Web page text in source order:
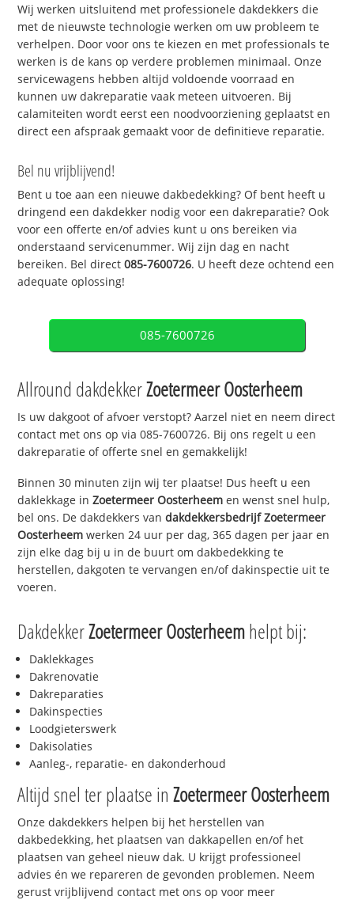
Wij werken uitsluitend met professionele dakdekkers die
met de nieuwste technologie werken om uw probleem te
verhelpen. Door voor ons te kiezen en met professionals te
werken is de kans op verdere problemen minimaal. Onze
servicewagens hebben altijd voldoende voorraad en
kunnen uw dakreparatie vaak meteen uitvoeren. Bij
calamiteiten wordt eerst een noodvoorziening geplaatst en
direct een afspraak gemaakt voor de definitieve reparatie.
Bel nu vrijblijvend!
Bent u toe aan een nieuwe dakbedekking? Of bent heeft u
dringend een dakdekker nodig voor een dakreparatie? Ook
voor een offerte en/of advies kunt u ons bereiken via
onderstaand servicenummer. Wij zijn dag en nacht
bereiken. Bel direct085-7600726. U heeft deze ochtend een
adequate oplossing!
085-7600726
Allround dakdekkerZoetermeer Oosterheem
Is uw dakgoot of afvoer verstopt? Aarzel niet en neem direct
contact met ons op via 085-7600726. Bij ons regelt u een
dakreparatie of offerte snel en gemakkelijk!
Binnen 30 minuten zijn wij ter plaatse! Dus heeft u een
daklekkage inZoetermeer Oosterheem en wenst snel hulp,
bel ons. De dakdekkers vandakdekkersbedrijfZoetermeer
Oosterheem werken 24 uur per dag, 365 dagen per jaar en
zijn elke dag bij u in de buurt om dakbedekking te
herstellen, dakgoten te vervangen en/of dakinspectie uit te
voeren.
DakdekkerZoetermeer Oosterheemhelpt bij:
Daklekkages
Dakrenovatie
Dakreparaties
Dakinspecties
Loodgieterswerk
Dakisolaties
Aanleg-, reparatie- en dakonderhoud
Altijd snel ter plaatse inZoetermeer Oosterheem
Onze dakdekkers helpen bij het herstellen van
dakbedekking, het plaatsen van dakkapellen en/of het
plaatsen van geheel nieuw dak. U krijgt professioneel
advies én we repareren de gevonden problemen. Neem
gerust vrijblijvend contact met ons op voor meer